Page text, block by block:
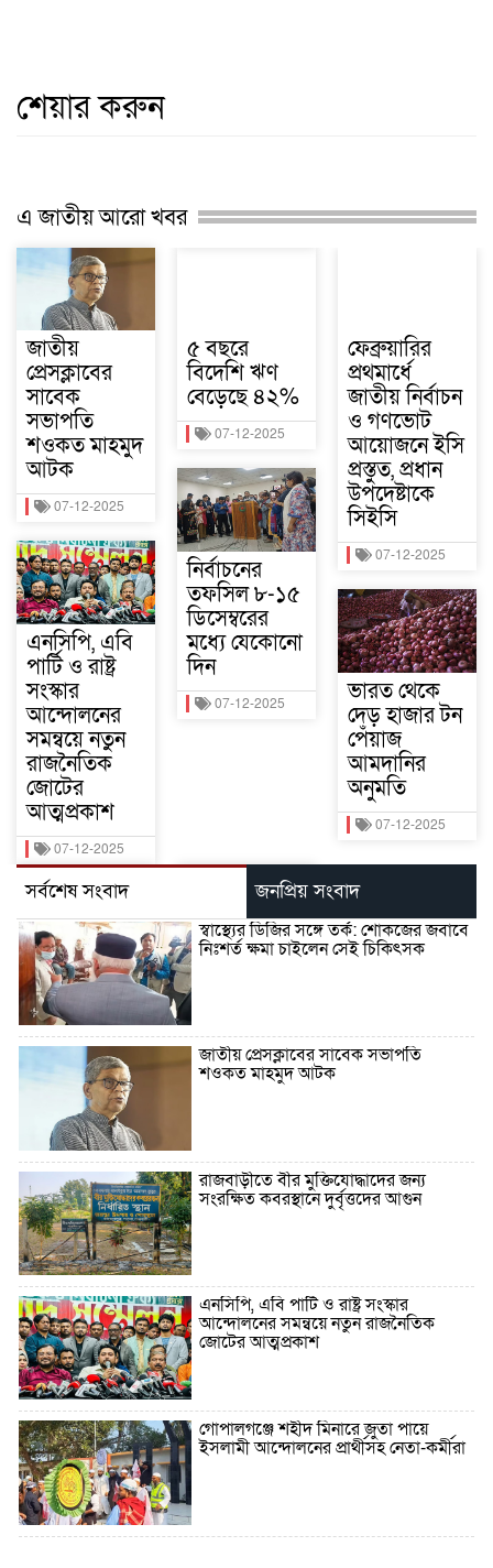
শেয়ার করুন
এ জাতীয় আরো খবর
জাতীয়
প্রেসক্লাবের
সাবেক
সভাপতি
শওকত মাহমুদ
আটক
07-12-2025
এনসিপি, এবি
পার্টি ও রাষ্ট্র
সংস্কার
আন্দোলনের
সমন্বয়ে নতুন
রাজনৈতিক
জোটের
আত্মপ্রকাশ
07-12-2025
৫ বছরে
বিদেশি ঋণ
বেড়েছে ৪২%
07-12-2025
নির্বাচনের
তফসিল ৮-১৫
ডিসেম্বরের
মধ্যে যেকোনো
দিন
07-12-2025
ফেব্রুয়ারির
প্রথমার্ধে
জাতীয় নির্বাচন
ও গণভোট
আয়োজনে ইসি
প্রস্তুত, প্রধান
উপদেষ্টাকে
সিইসি
07-12-2025
ভারত থেকে
দেড় হাজার টন
পেঁয়াজ
আমদানির
অনুমতি
07-12-2025
সর্বশেষ সংবাদ জনপ্রিয় সংবাদ
স্বাস্থ্যের ডিজির সঙ্গে তর্ক: শোকজের জবাবে
নিঃশর্ত ক্ষমা চাইলেন সেই চিকিৎসক
জাতীয় প্রেসক্লাবের সাবেক সভাপতি
শওকত মাহমুদ আটক
রাজবাড়ীতে বীর মুক্তিযোদ্ধাদের জন্য
সংরক্ষিত কবরস্থানে দুর্বৃত্তদের আগুন
এনসিপি, এবি পার্টি ও রাষ্ট্র সংস্কার
আন্দোলনের সমন্বয়ে নতুন রাজনৈতিক
জোটের আত্মপ্রকাশ
গোপালগঞ্জে শহীদ মিনারে জুতা পায়ে
ইসলামী আন্দোলনের প্রার্থীসহ নেতা-কর্মীরা